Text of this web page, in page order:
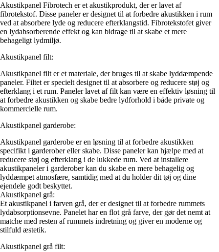
Akustikpanel Fibrotech er et akustikprodukt, der er lavet af
fibrotekstof. Disse paneler er designet til at forbedre akustikken i rum
ved at absorbere lyde og reducere efterklangstid. Fibrotekstofet giver
en lydabsorberende effekt og kan bidrage til at skabe et mere
behageligt lydmiljø.
Akustikpanel filt:
Akustikpanel filt er et materiale, der bruges til at skabe lyddæmpende
paneler. Filtet er specielt designet til at absorbere og reducere støj og
efterklang i et rum. Paneler lavet af filt kan være en effektiv løsning til
at forbedre akustikken og skabe bedre lydforhold i både private og
kommercielle rum.
Akustikpanel garderobe:
Akustikpanel garderobe er en løsning til at forbedre akustikken
specifikt i garderober eller skabe. Disse paneler kan hjælpe med at
reducere støj og efterklang i de lukkede rum. Ved at installere
akustikpaneler i garderober kan du skabe en mere behagelig og
lyddæmpet atmosfære, samtidig med at du holder dit tøj og dine
ejendele godt beskyttet.
Akustikpanel grå:
Et akustikpanel i farven grå, der er designet til at forbedre rummets
lydabsorptionsevne. Panelet har en flot grå farve, der gør det nemt at
matche med resten af rummets indretning og giver en moderne og
stilfuld æstetik.
Akustikpanel grå filt: